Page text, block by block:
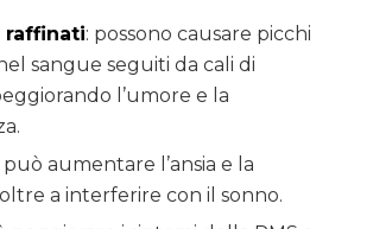
raffinati: possono causare picchi
sangue seguiti da cali di
l’umore e la
può aumentare l’ansia e la
a interferire con il sonno.